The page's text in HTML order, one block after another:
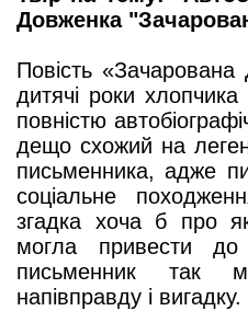
Довженка
Повість
дитячі роки
повністю
дещо схожий на
письменника, адже
соціальне
згадка хоча б про
могла привести
письменник так
напівправду і вигадку.